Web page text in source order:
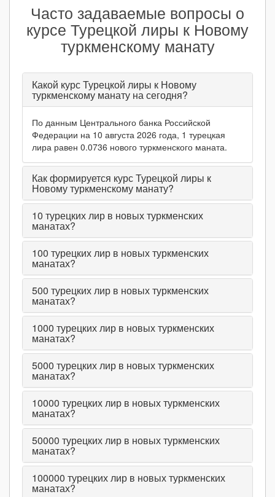
Часто задаваемые вопросы о
курсе Турецкой лиры к Новому
туркменскому манату
Какой курс Турецкой лиры к Новому
туркменскому манату на сегодня?
По данным Центрального банка Российской
Федерации на 10 августа 2026 года, 1 турецкая
лира равен 0.0736 нового туркменского маната.
Как формируется курс Турецкой лиры к
Новому туркменскому манату?
10 турецких лир в новых туркменских
манатах?
100 турецких лир в новых туркменских
манатах?
500 турецких лир в новых туркменских
манатах?
1000 турецких лир в новых туркменских
манатах?
5000 турецких лир в новых туркменских
манатах?
10000 турецких лир в новых туркменских
манатах?
50000 турецких лир в новых туркменских
манатах?
100000 турецких лир в новых туркменских
манатах?